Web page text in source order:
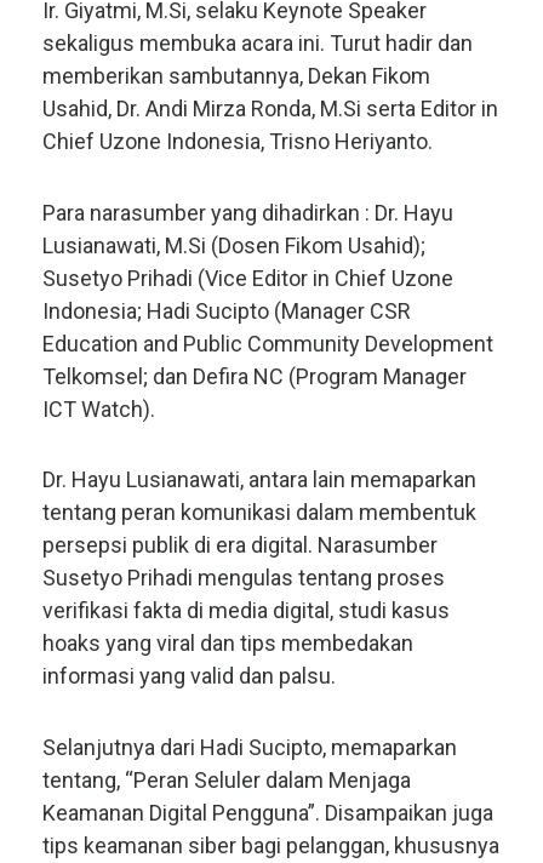
Ir. Giyatmi, M.Si, selaku Keynote Speaker
sekaligus membuka acara ini. Turut hadir dan
memberikan sambutannya, Dekan Fikom
Usahid, Dr. Andi Mirza Ronda, M.Si serta Editor in
Chief Uzone Indonesia, Trisno Heriyanto.
Para narasumber yang dihadirkan : Dr. Hayu
Lusianawati, M.Si (Dosen Fikom Usahid);
Susetyo Prihadi (Vice Editor in Chief Uzone
Indonesia; Hadi Sucipto (Manager CSR
Education and Public Community Development
Telkomsel; dan Defira NC (Program Manager
ICT Watch).
Dr. Hayu Lusianawati, antara lain memaparkan
tentang peran komunikasi dalam membentuk
persepsi publik di era digital. Narasumber
Susetyo Prihadi mengulas tentang proses
verifikasi fakta di media digital, studi kasus
hoaks yang viral dan tips membedakan
informasi yang valid dan palsu.
Selanjutnya dari Hadi Sucipto, memaparkan
tentang, “Peran Seluler dalam Menjaga
Keamanan Digital Pengguna”. Disampaikan juga
tips keamanan siber bagi pelanggan, khususnya